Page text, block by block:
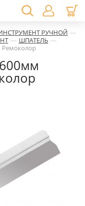
РУЧНОЙ —
— ШПАТЕЛЬ —